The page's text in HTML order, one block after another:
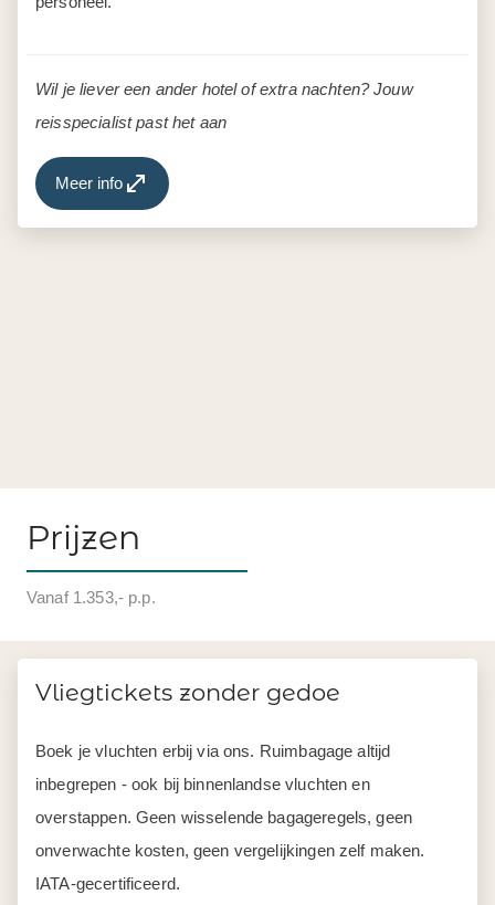
Wil je liever een ander hotel of extra nachten? Jouw
reisspecialist past het aan
Meer info
Prijzen
Vanaf 1.353,- p.p.
Vliegtickets zonder gedoe
Boek je vluchten erbij via ons. Ruimbagage altijd
inbegrepen - ook bij binnenlandse vluchten en
overstappen. Geen wisselende bagageregels, geen
onverwachte kosten, geen vergelijkingen zelf maken.
IATA-gecertificeerd.